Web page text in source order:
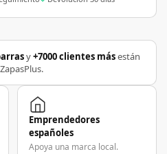
y+7000 clientes másestán
Emprendedores
españoles
Apoya una marca local.